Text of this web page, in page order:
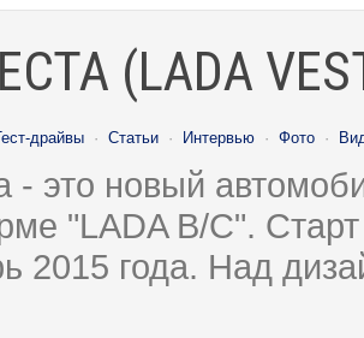
(LADA
драйвы · Статьи · Интервью · Фото ·
- это новый
"LADA B/C".
2015 года. Над